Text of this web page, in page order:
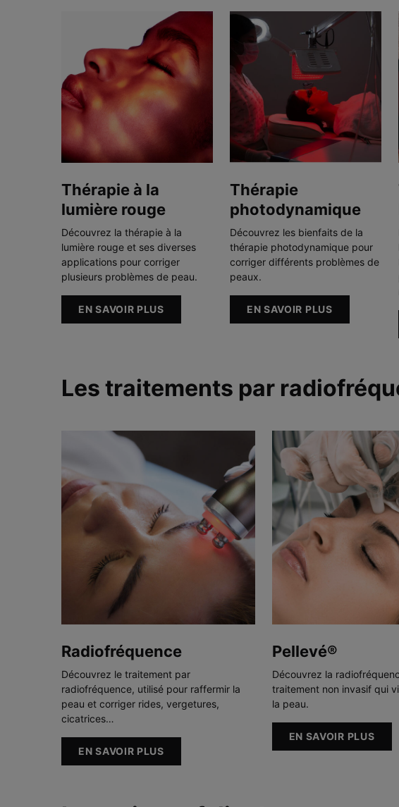
Thérapie à la
lumière rouge
Découvrez la thérapie à la
lumière rouge et ses diverses
applications pour corriger
plusieurs problèmes de peau.
EN SAVOIR PLUS
Thérapie
photodynamique
Découvrez les bienfaits de la
thérapie photodynamique pour
corriger différents problèmes de
peaux.
EN SAVOIR PLUS
Les traitements par
Radiofréquence
Découvrez le traitement par
radiofréquence, utilisé pour raffermir la
peau et corriger rides, vergetures,
cicatrices…
EN SAVOIR PLUS
Pellevé®
Découvrez la
traitement non invasif qui
la peau.
EN SAVOIR PLUS